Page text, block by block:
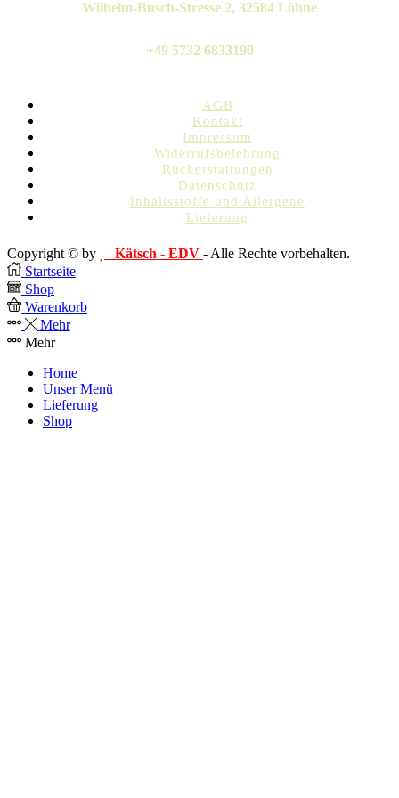
Wilhelm-Busch-Stresse 2, 32584 Löhne
+49 5732 6833190
AGB
Kontakt
Impressum
Widerrufsbelehrung
Rückerstattungen
Datenschutz
Inhaltsstoffe und Allergene
Lieferung
Copyright © by Kätsch - EDV - Alle Rechte vorbehalten.
Startseite
Shop
Warenkorb
Mehr
Mehr
Home
Unser Menü
Lieferung
Shop